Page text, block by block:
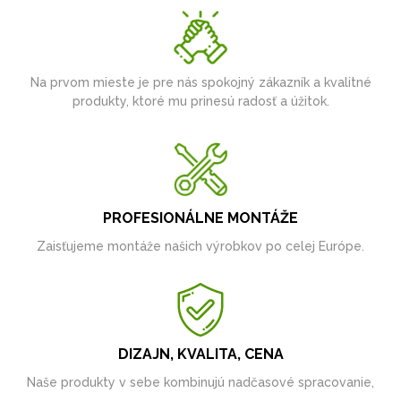
Na prvom mieste je pre nás spokojný zákazník a kvalitné
produkty, ktoré mu prinesú radosť a úžitok.
PROFESIONÁLNE MONTÁŽE
Zaisťujeme montáže našich výrobkov po celej Európe.
DIZAJN, KVALITA, CENA
Naše produkty v sebe kombinujú nadčasové spracovanie,